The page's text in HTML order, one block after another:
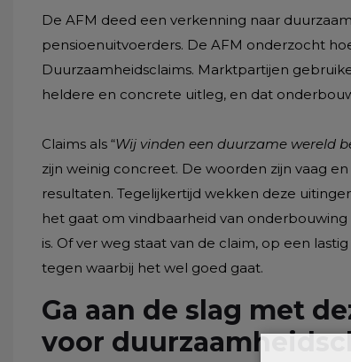
De AFM deed een verkenning naar
pensioenuitvoerders. De AFM onderzocht
Duurzaamheidsclaims. Marktpartijen
heldere en concrete uitleg, en dat
Claims als “Wij vinden een duurzame wereld
zijn weinig concreet. De woorden zijn vaag
resultaten. Tegelijkertijd wekken deze
het gaat om vindbaarheid van
is. Of ver weg staat van de claim, op een
tegen waarbij het wel goed gaat.
Ga aan de slag met
voor